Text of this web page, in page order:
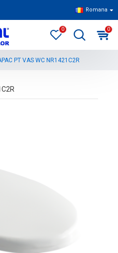
Romana
0 0
PT VAS WC NR1421C2R